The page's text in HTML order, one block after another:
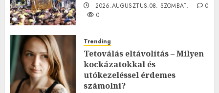
2026.AUGUSZTUS.08. SZOMBAT.
0
0
Trending
Tetoválás eltávolítás – Milyen
kockázatokkal és
utókezeléssel érdemes
számolni?